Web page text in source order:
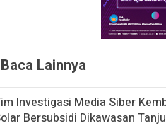
Baca Lainnya
Investigasi Media Siber
Bersubsidi Dikawasan